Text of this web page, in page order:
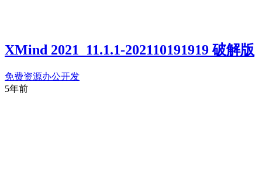
XMind 2021_11.1.1-202110191919 破解版
免费资源办公开发
5年前